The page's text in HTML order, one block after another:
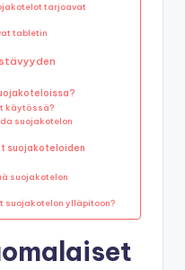
tarjoavat
tabletin
käytössä?
suojakotelon
suojakoteloiden
suojakotelon
suojakotelon ylläpitoon?